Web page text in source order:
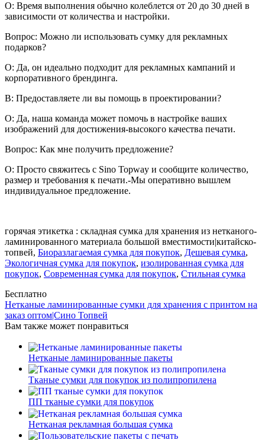
О: Время выполнения обычно колеблется от 20 до 30 дней в
зависимости от количества и настройки.
Вопрос: Можно ли использовать сумку для рекламных
подарков?
О: Да, он идеально подходит для рекламных кампаний и
корпоративного брендинга.
В: Предоставляете ли вы помощь в проектировании?
О: Да, наша команда может помочь в настройке ваших
изображений для достижения-высокого качества печати.
Вопрос: Как мне получить предложение?
О: Просто свяжитесь с Sino Topway и сообщите количество,
размер и требования к печати.-Мы оперативно вышлем
индивидуальное предложение.
горячая этикетка : складная сумка для хранения из нетканого-
ламинированного материала большой вместимости|китайско-
топвей, Биоразлагаемая сумка для покупок, Дешевая сумка,
Экологичная сумка для покупок, изолированная сумка для
покупок, Современная сумка для покупок, Стильная сумка
Бесплатно
Нетканые ламинированные сумки для хранения с принтом на
заказ оптом|Сино Топвей
Вам также может понравиться
Нетканые ламинированные пакеты
Тканые сумки для покупок из полипропилена
ПП тканые сумки для покупок
Нетканая рекламная большая сумка